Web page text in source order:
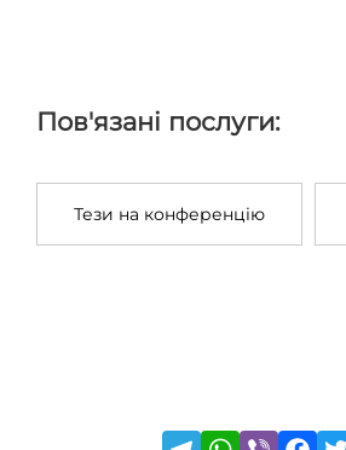
Пов'язані послуги:
Тези на конференцію